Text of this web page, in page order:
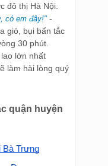
đô thị Hà Nội.
có em đây!" -
gió, bụi bẩn tắc
30 phút.
lớn nhất
làm hài lòng quý
quận huyện
Bà Trưng